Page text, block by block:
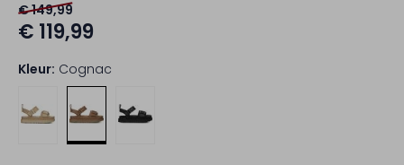
€ 149,99
€ 119,99
Kleur: Cognac